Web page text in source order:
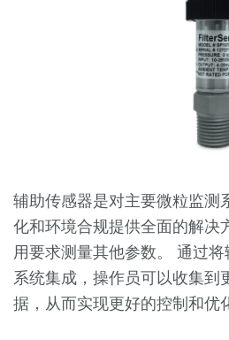
辅助传感器是对主要微粒监测
化和环境合规提供全面的解决
用要求测量其他参数。 通过
系统集成，操作员可以收集到
据，从而实现更好的控制和优